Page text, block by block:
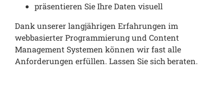
präsentieren Sie Ihre Daten visuell
Dank unserer langjährigen Erfahrungen im
webbasierter Programmierung und Content
Management Systemen können wir fast alle
Anforderungen erfüllen. Lassen Sie sich beraten.